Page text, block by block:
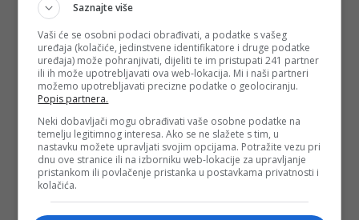
Saznajte više
Vaši će se osobni podaci obrađivati, a podatke s vašeg
uređaja (kolačiće, jedinstvene identifikatore i druge podatke
uređaja) može pohranjivati, dijeliti te im pristupati 241 partner
ili ih može upotrebljavati ova web-lokacija. Mi i naši partneri
možemo upotrebljavati precizne podatke o geolociranju.
Popis partnera.
Neki dobavljači mogu obrađivati vaše osobne podatke na
temelju legitimnog interesa. Ako se ne slažete s tim, u
nastavku možete upravljati svojim opcijama. Potražite vezu pri
dnu ove stranice ili na izborniku web-lokacije za upravljanje
pristankom ili povlačenje pristanka u postavkama privatnosti i
kolačića.